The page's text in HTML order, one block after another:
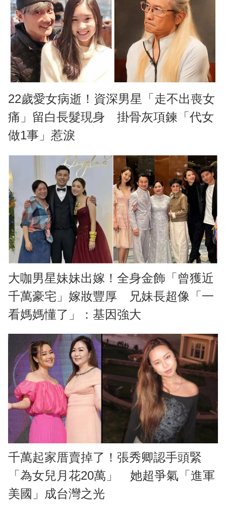
22歲愛女病逝！資深男星「走不出喪女
痛」留白長髮現身 掛骨灰項鍊「代女
做1事」惹淚
大咖男星妹妹出嫁！全身金飾「曾獲近
千萬豪宅」嫁妝豐厚 兄妹長超像「一
看媽媽懂了」：基因強大
千萬起家厝賣掉了！張秀卿認手頭緊
「為女兒月花20萬」 她超爭氣「進軍
美國」成台灣之光